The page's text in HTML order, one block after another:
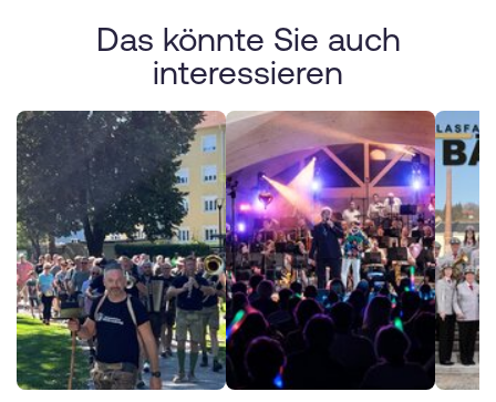
Das könnte Sie auch
interessieren